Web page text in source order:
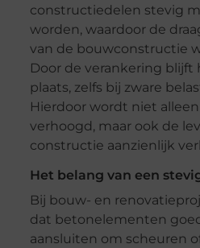
constructiedelen stevig
worden, waardoor de
van de bouwconstructie
Door de verankering blijft
plaats, zelfs bij zware
Hierdoor wordt niet
verhoogd, maar ook de
constructie aanzienlijk
Het belang van een
Bij bouw- en
dat betonelementen
aansluiten om scheuren